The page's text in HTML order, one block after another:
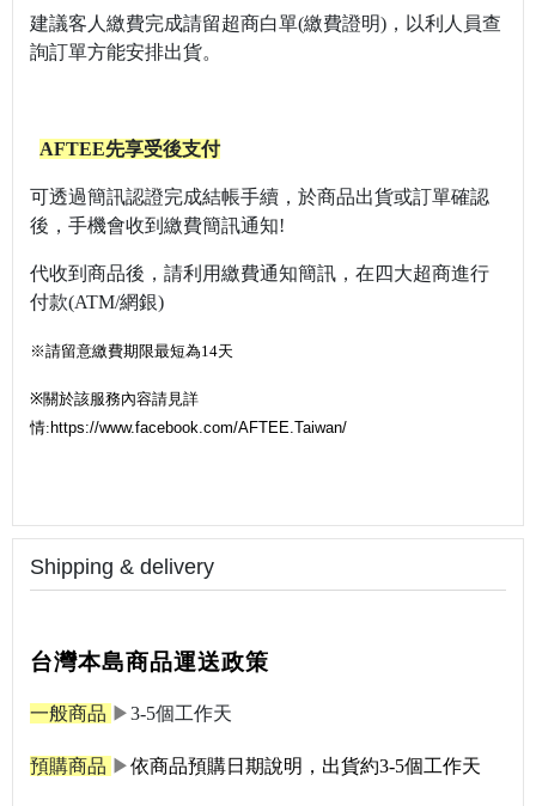
建議客人繳費完成請留超商白單(繳費證明)，以利人員查
詢訂單方能安排出貨。
AFTEE先享受後支付
可透過簡訊認證完成結帳手續，於商品出貨或訂單確認
後，手機會收到繳費簡訊通知!
代收到商品後，請利用繳費通知簡訊，在四大超商進行
付款(ATM/網銀)
※請留意繳費期限最短為14天
※關於該服務內容請見詳
情: https://www.facebook.com/AFTEE.Taiwan/
Shipping & delivery
台灣本島商品運送政策
一般商品 ▶3-5個工作天
預購商品 ▶依商品預購日期說明，出貨約3-5個工作天